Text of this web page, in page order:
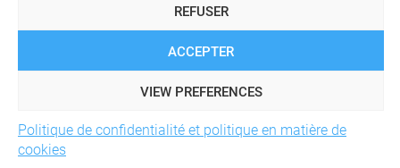
ACCEPTER
REFUSER
VIEW PREFERENCES
Politique de confidentialité et politique en matière de
cookies
POLITIQUE DE TRAITEMENT DES PLAINTES
REGISTRE DES CONFLITS D'INTÉRÊTS
© 2026 Société de services financiers Fonds FMOQ inc.
droits réservés.